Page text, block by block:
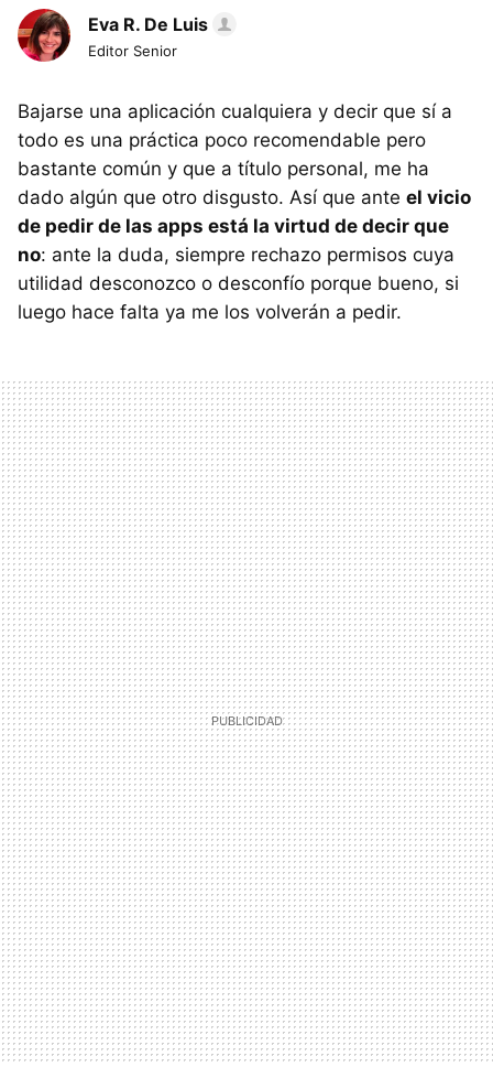
Eva R. De Luis
Editor Senior
Bajarse una aplicación cualquiera y decir que sí a
todo es una práctica poco recomendable pero
bastante común y que a título personal, me ha
dado algún que otro disgusto. Así que ante el vicio
de pedir de las apps está la virtud de decir que
no: ante la duda, siempre rechazo permisos cuya
utilidad desconozco o desconfío porque bueno, si
luego hace falta ya me los volverán a pedir.